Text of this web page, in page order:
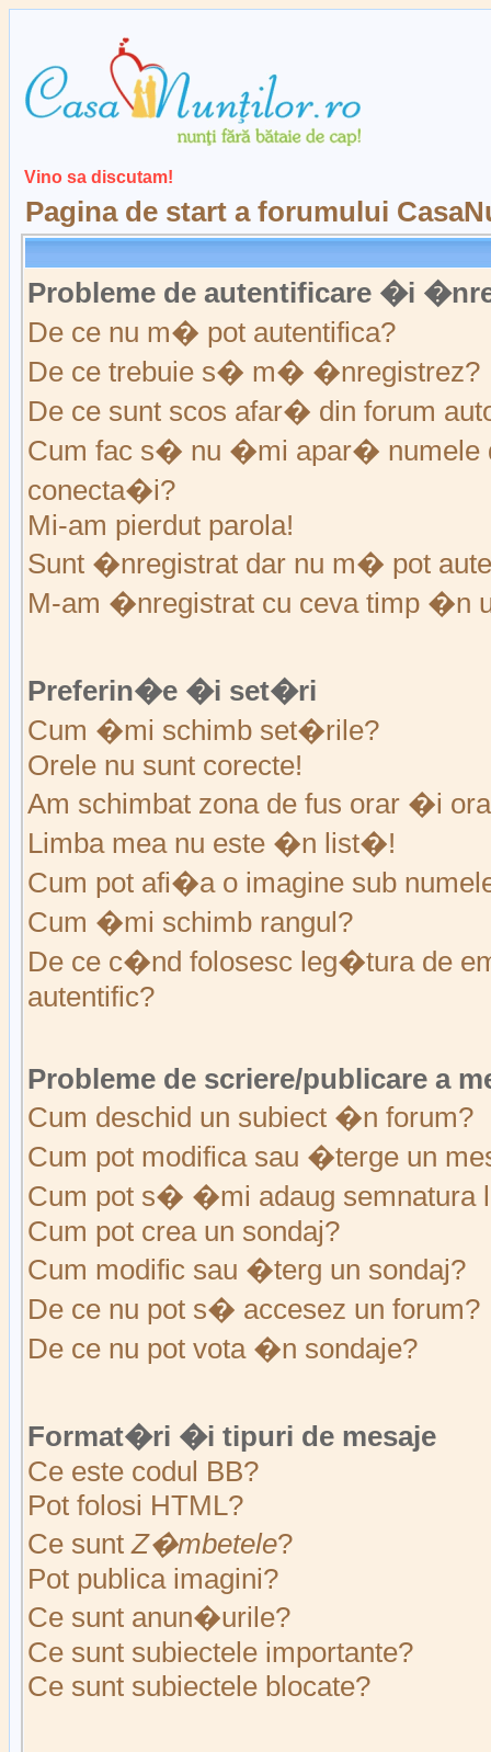
Vino sa discutam!
Pagina de start a forumului
Probleme de autentificare �i
De ce nu m� pot autentifica?
De ce trebuie s� m� �nregistrez?
De ce sunt scos afar� din forum
Cum fac s� nu �mi apar� numele
conecta�i?
Mi-am pierdut parola!
Sunt �nregistrat dar nu m� pot
M-am �nregistrat cu ceva timp �n
Preferin�e �i set�ri
Cum �mi schimb set�rile?
Orele nu sunt corecte!
Am schimbat zona de fus orar �i
Limba mea nu este �n list�!
Cum pot afi�a o imagine sub
Cum �mi schimb rangul?
De ce c�nd folosesc leg�tura de
autentific?
Probleme de scriere/publicare a
Cum deschid un subiect �n forum?
Cum pot modifica sau �terge un
Cum pot s� �mi adaug semnatura
Cum pot crea un sondaj?
Cum modific sau �terg un sondaj?
De ce nu pot s� accesez un forum?
De ce nu pot vota �n sondaje?
Format�ri �i tipuri de mesaje
Ce este codul BB?
Pot folosi HTML?
Ce suntZ�mbetele?
Pot publica imagini?
Ce sunt anun�urile?
Ce sunt subiectele importante?
Ce sunt subiectele blocate?